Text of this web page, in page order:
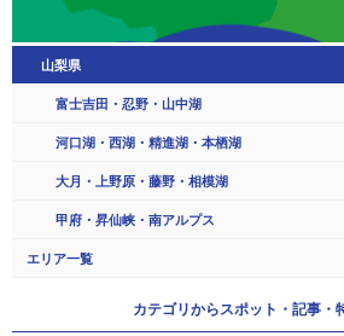
山梨県
富士吉田・忍野・山中湖
河口湖・西湖・精進湖・本栖湖
大月・上野原・藤野・相模湖
甲府・昇仙峡・南アルプス
エリア一覧
カテゴリから スポット・記事・